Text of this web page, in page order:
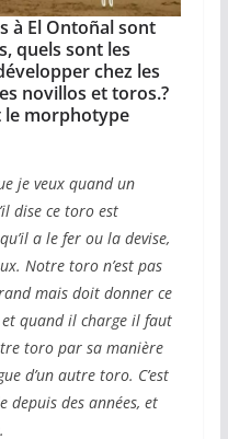
à El Ontoñal sont
quels sont les
chez les
novillos et toros.?
le morphotype
je veux quand un
dise ce toro est
a le fer ou la devise,
Notre toro n’est pas
mais doit donner ce
quand il charge il faut
toro par sa manière
d’un autre toro. C’est
depuis des années, et